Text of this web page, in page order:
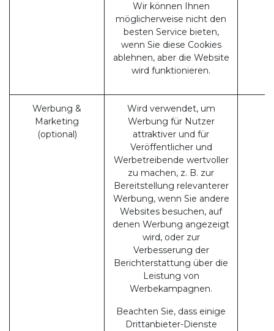
Wir können Ihnen
möglicherweise nicht den
besten Service bieten,
wenn Sie diese Cookies
ablehnen, aber die Website
wird funktionieren.
Werbung &
Marketing
(optional)
Wird verwendet, um
Werbung für Nutzer
attraktiver und für
Veröffentlicher und
Werbetreibende wertvoller
zu machen, z. B. zur
Bereitstellung relevanterer
Werbung, wenn Sie andere
Websites besuchen, auf
denen Werbung angezeigt
wird, oder zur
Verbesserung der
Berichterstattung über die
Leistung von
Werbekampagnen.
Beachten Sie, dass einige
Drittanbieter-Dienste